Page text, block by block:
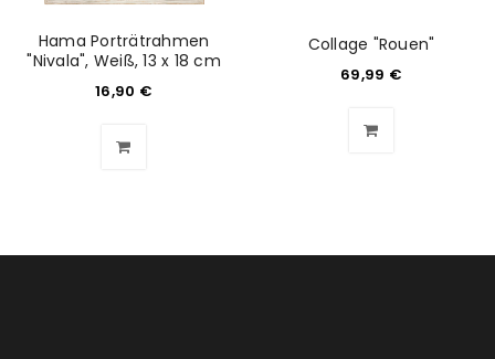
Hama Porträtrahmen
"Nivala", Weiß, 13 x 18 cm
16,90 €
Collage "Rouen"
69,99 €